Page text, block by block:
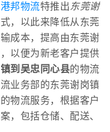
港邦物流特推出东莞谢
，以此来降低从东莞
成本，提高由东莞谢
以便为新老客户提供
到吴忠同心县的物流
业务部的东莞谢岗镇
物流服务，根据客户
，包括仓储、配送、